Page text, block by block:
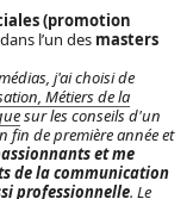
(promotion
l’un des masters
j'ai choisi de
Métiers de la
sur les conseils d'un
fin de première année et
et me
de la communication
professionnelle. Le